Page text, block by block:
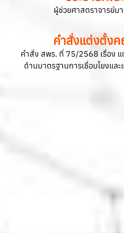
ผู้ช่วยศาสตราจารย์ม
คำสั่งแต่งตั้ง
คำสั่ง สพร. ที่ 75/2568 เรื่อง
ด้านมาตรฐานการเชื่อมโยงแล